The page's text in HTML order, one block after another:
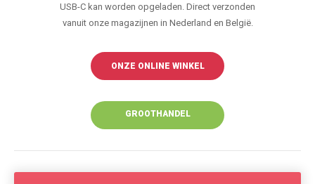
USB-C kan worden opgeladen. Direct verzonden
vanuit onze magazijnen in Nederland en België.
ONZE ONLINE WINKEL
GROOTHANDEL